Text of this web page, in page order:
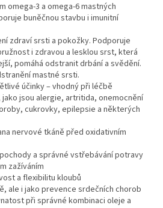
omega-3 a omega-6 mastných
buněčnou stavbu i imunitní
zdraví srsti a pokožky. Podporuje
i zdravou a lesklou srst, která
pomáhá odstranit drbání a svědění.
mastné srsti.
účinky – vhodný při léčbě
jsou alergie, artritida, onemocnění
cukrovky, epilepsie a některých
nervové tkáně před oxidativním
a správné vstřebávání potravy
zažíváním
a flexibilitu kloubů
ale i jako prevence srdečních chorob
při správné kombinaci oleje a